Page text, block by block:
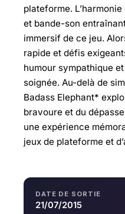
plateforme.
et bande-son
immersif de ce jeu.
rapide et défis
humour sympathique
soignée. Au-delà de
Badass Elephant*
bravoure et du
une expérience
jeux de plateforme et
DATE DE SORTIE
21/07/2015